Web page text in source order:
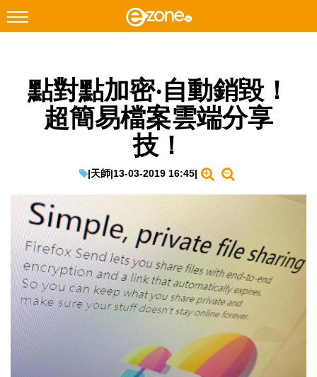
Facebook Instagram
科技焦點
教學評測
EduTech
IT Times
生成式AI與雲端應用
Enterprise Digital Transformation
特集
點對點加密‧自動銷毀！
超簡易檔案雲端分享
技！
|天師|13-03-2019 16:45|